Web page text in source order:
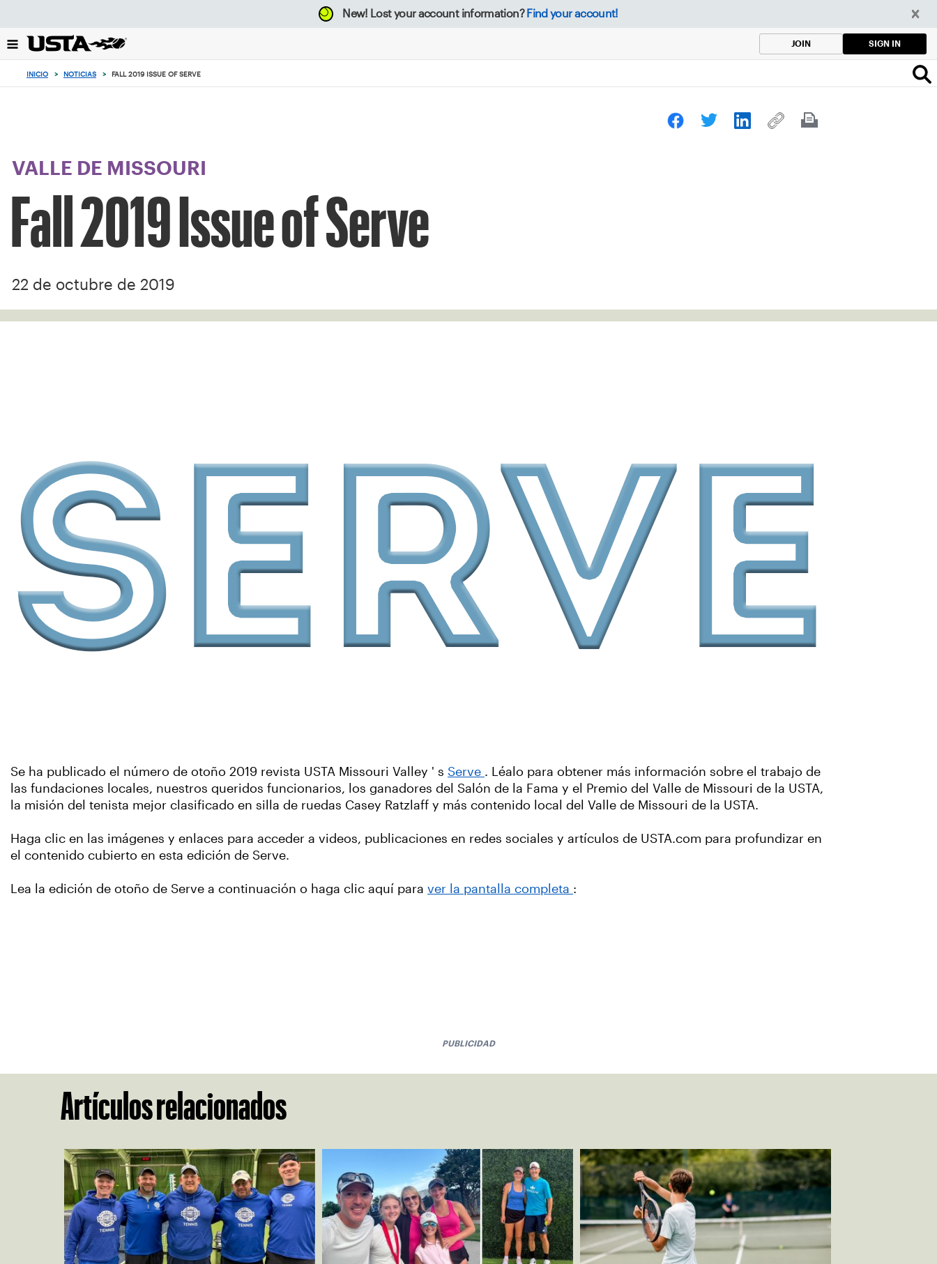
el
botón
New! Lost your account information? Find your account!
JOIN SIGN IN
INICIO > NOTICIAS > FALL 2019 ISSUE OF SERVE
VALLE DE MISSOURI
Fall 2019 Issue of Serve
22 de octubre de 2019
Se ha publicado el número de otoño 2019 revista USTA Missouri Valley ' s Serve . Léalo para obtener más información sobre el trabajo de
las fundaciones locales, nuestros queridos funcionarios, los ganadores del Salón de la Fama y el Premio del Valle de Missouri de la USTA,
la misión del tenista mejor clasificado en silla de ruedas Casey Ratzlaff y más contenido local del Valle de Missouri de la USTA.
Haga clic en las imágenes y enlaces para acceder a videos, publicaciones en redes sociales y artículos de USTA.com para profundizar en
el contenido cubierto en esta edición de Serve.
Lea la edición de otoño de Serve a continuación o haga clic aquí para ver la pantalla completa :
PUBLICIDAD
Artículos relacionados